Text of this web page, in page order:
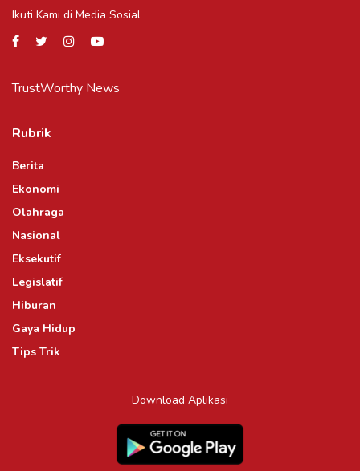
Ikuti Kami di Media Sosial
TrustWorthy News
Rubrik
Berita
Ekonomi
Olahraga
Nasional
Eksekutif
Legislatif
Hiburan
Gaya Hidup
Tips Trik
Download Aplikasi